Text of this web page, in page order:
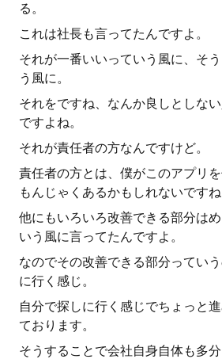
る。
これは社長も言ってたんですよ。
それが一番いいっていう風に、そ
う風に。
それをですね、なんか良しとしな
ですよね。
それが責任者の方なんですけど。
責任者の方とは、僕がこのアプリ
もんじゃくあるかもしれないですね
他にもいろいろ改善できる部分は
いう風に言ってたんですよ。
なのでその改善できる部分ってい
に行く感じ。
自分で探しに行く感じでちょっと
ております。
そうすることで会社自身自体も多